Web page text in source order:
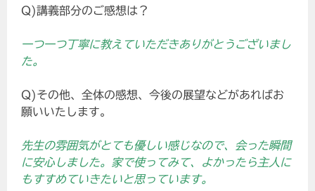
Q)講義部分のご感想は？
一つ一つ丁寧に教えていただきありがとうございまし
た。
Q)その他、全体の感想、今後の展望などがあればお
願いいたします。
先生の雰囲気がとても優しい感じなので、会った瞬間
に安心しました。家で使ってみて、よかったら主人に
もすすめていきたいと思っています。